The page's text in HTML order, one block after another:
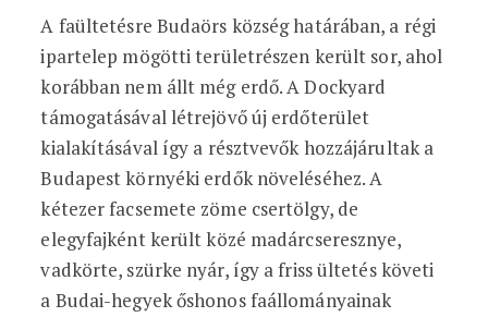
A faültetésre Budaörs község határában, a régi
ipartelep mögötti területrészen került sor, ahol
korábban nem állt még erdő. A Dockyard
támogatásával létrejövő új erdőterület
kialakításával így a résztvevők hozzájárultak a
Budapest környéki erdők növeléséhez. A
kétezer facsemete zöme csertölgy, de
elegyfajként került közé madárcseresznye,
vadkörte, szürke nyár, így a friss ültetés követi
a Budai-hegyek őshonos faállományainak